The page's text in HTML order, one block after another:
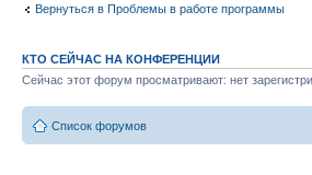
Вернуться в Проблемы в работе программы
КТО СЕЙЧАС НА КОНФЕРЕНЦИИ
Сейчас этот форум просматривают: нет
Список форумов